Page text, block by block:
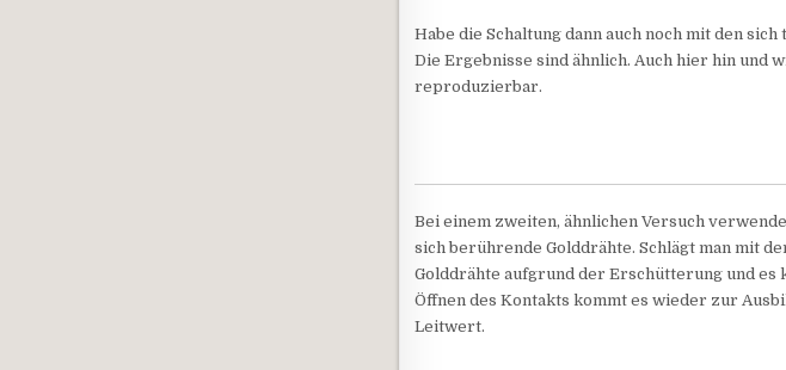
Habe die Schaltung dann auch noch mit den
Die Ergebnisse sind ähnlich. Auch hier hin und
reproduzierbar.
Bei einem zweiten, ähnlichen Versuch
sich berührende Golddrähte. Schlägt man mit
Golddrähte aufgrund der Erschütterung und es
Öffnen des Kontakts kommt es wieder zur
Leitwert.